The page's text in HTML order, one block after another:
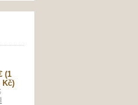
(1
Kč)